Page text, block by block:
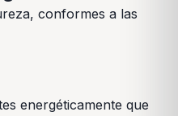
conformes a las
energéticamente que